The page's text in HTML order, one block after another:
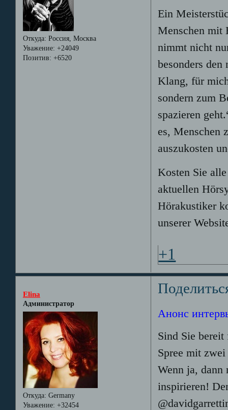
Откуда: Россия, Москва
Уважение: +24049
Позитив: +6520
Ein
Menschen mit
nimmt nicht
besonders
Klang, für
sondern zum
spazieren
es, Menschen
auszukosten
Kosten Sie
aktuellen
Hörakustiker
unserer
+1
Elina
Администратор
Откуда: Germany
Уважение: +32454
Анонс
Sind Sie
Spree mit zwei
Wenn ja, dann
inspirieren!